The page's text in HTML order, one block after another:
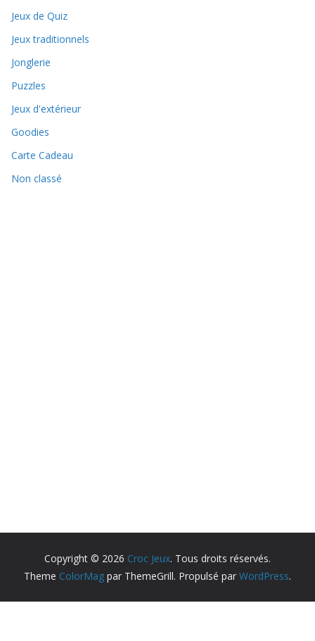
Jeux de Quiz
Jeux traditionnels
Jonglerie
Puzzles
Jeux d'extérieur
Goodies
Carte Cadeau
Non classé
Copyright © 2026 Croc Jeux. Tous droits réservés.
Theme ColorMag par ThemeGrill. Propulsé par WordPress.